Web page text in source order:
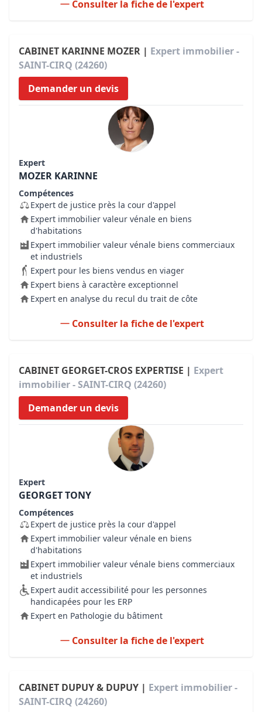
Consulter la fiche de l'expert
CABINET KARINNE MOZER | Expert immobilier -
SAINT-CIRQ (24260)
Demander un devis
Expert
MOZER KARINNE
Compétences
Expert de justice près la cour d'appel
Expert immobilier valeur vénale en biens
d'habitations
Expert immobilier valeur vénale biens commerciaux
et industriels
Expert pour les biens vendus en viager
Expert biens à caractère exceptionnel
Expert en analyse du recul du trait de côte
Consulter la fiche de l'expert
CABINET GEORGET-CROS EXPERTISE | Expert
immobilier - SAINT-CIRQ (24260)
Demander un devis
Expert
GEORGET TONY
Compétences
Expert de justice près la cour d'appel
Expert immobilier valeur vénale en biens
d'habitations
Expert immobilier valeur vénale biens commerciaux
et industriels
Expert audit accessibilité pour les personnes
handicapées pour les ERP
Expert en Pathologie du bâtiment
Consulter la fiche de l'expert
CABINET DUPUY & DUPUY | Expert immobilier -
SAINT-CIRQ (24260)